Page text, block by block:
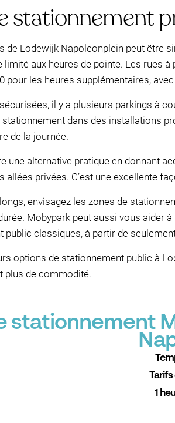
stationnement
de Lodewijk Napoleonplein peut être
aux heures de pointe. Les rues
pour les heures supplémentaires,
il y a plusieurs parkings à
stationnement dans des installations
de la journée.
une alternative pratique en donnant
allées privées. C’est une excellente
envisagez les zones de
Mobypark peut aussi vous aider
classiques, à partir de
options de stationnement public à
plus de commodité.
stationnement
1